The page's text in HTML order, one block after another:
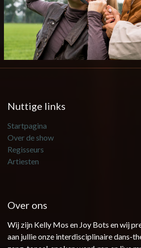
Nuttige links
Startpagina
Over de show
Regisseurs
Artiesten
Over ons
Wij zijn Kelly Mos en Joy Bots en wij
aan jullie onze interdisciplinaire dans-